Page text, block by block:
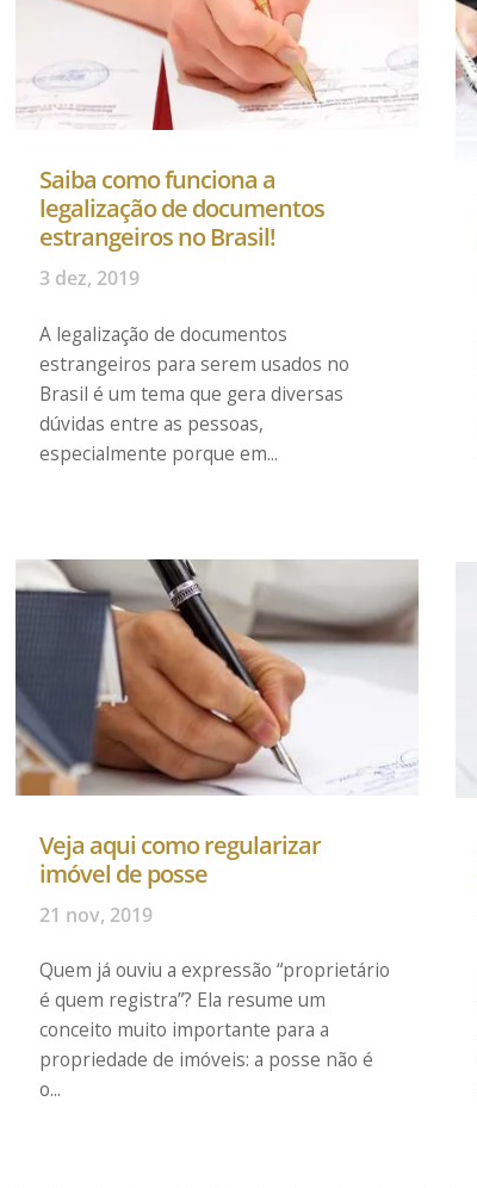
Saiba como funciona a
legalização de documentos
estrangeiros no Brasil!
3 dez, 2019
A legalização de documentos
estrangeiros para serem usados no
Brasil é um tema que gera diversas
dúvidas entre as pessoas,
especialmente porque em...
Veja aqui como regularizar
imóvel de posse
21 nov, 2019
Quem já ouviu a expressão “proprietário
é quem registra”? Ela resume um
conceito muito importante para a
propriedade de imóveis: a posse não é
o...